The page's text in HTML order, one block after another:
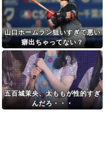
山口ホームラン狙いすぎて悪い
癖出ちゃってない？
五百城茉央、太ももが性的すぎ
んだろ・・・